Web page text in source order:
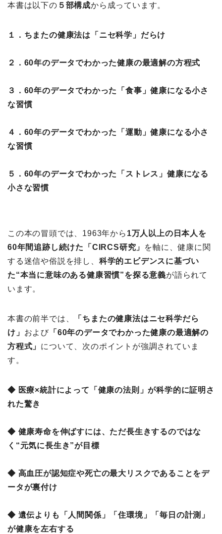
本書は以下の ５部構成から成っています。
１．ちまたの健康法は「ニセ科学」だらけ
２．60年のデータでわかった健康の最適解の方程式
３．60年のデータでわかった「食事」健康になる小さ
な習慣
４．60年のデータでわかった「運動」健康になる小さ
な習慣
５．60年のデータでわかった「ストレス」健康になる
小さな習慣
この本の冒頭では、1963年から 1万人以上の日本人を
60年間追跡し続けた「CIRCS研究」
を軸に、健康に関
する迷信や俗説を排し、 科学的エビデンスに基づい
た“本当に意味のある健康習慣”を探る意義が語られて
います。
本書の前半では、
「ちまたの健康法はニセ科学だら
け」 および 「60年のデータでわかった健康の最適解の
方程式」 について、次のポイントが強調されていま
す。
◆ 医療×統計によって「健康の法則」が科学的に証明さ
れた驚き
◆ 健康寿命を伸ばすには、ただ長生きするのではな
く“元気に長生き”が目標
◆ 高血圧が認知症や死亡の最大リスクであることをデ
ータが裏付け
◆ 遺伝よりも「人間関係」「住環境」「毎日の計測」
が健康を左右する